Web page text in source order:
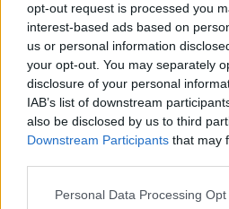
opt-out request is processed you
interest-based ads based on
us or personal information
your opt-out. You may separately
disclosure of your personal
IAB’s list of downstream
also be disclosed by us to third
Downstream Participants that may
Personal Data Processing
Redazione
Noi della redazione di
una buona informazione
la vita di tutti. Ogni giorno
stimolare curiosità e spirito